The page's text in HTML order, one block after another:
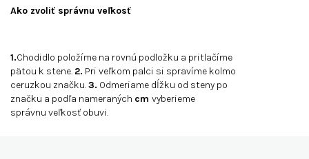
Ako zvoliť správnu veľkosť
1.Chodidlo položíme na rovnú podložku a pritlačíme
pätou k stene. 2. Pri veľkom palci si spravíme kolmo
ceruzkou značku.3. Odmeriame dĺžku od steny po
značku a podľa nameraných cm vyberieme
správnu veľkosť obuvi.